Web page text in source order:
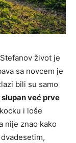
život je
sa novcem je
bili su samo
slupan već prve
i loše
nije znao kako